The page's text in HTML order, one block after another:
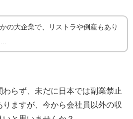
の大企業で、リストラや倒産もあり
らず、未だに日本では副業禁止
ますが、今から会社員以外の収